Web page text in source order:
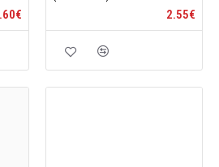
2.55€